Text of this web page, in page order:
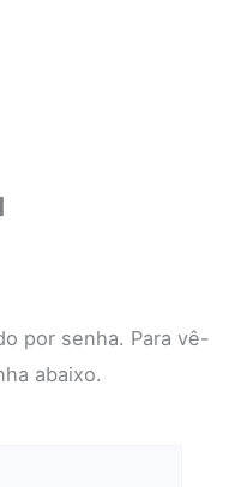
por senha. Para vê-
abaixo.